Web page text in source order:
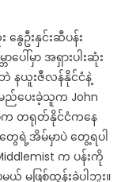
နွေဦးနှင်းဆီပန်း
ေါ်မှာ အရှားပါးဆုံး
ဘဲ နယူးဇီလန်နိုင်ငံနဲ့
ည်ပေးခဲ့သူက John
စ်က တရုတ်နိုင်ငံကနေ
တွေရဲ့အိမ်မှာပဲ တွေ့ရပါ
က ပန်းကို
ယ့် မဖြစ်ထွန်းခဲ့ပါဘူး။